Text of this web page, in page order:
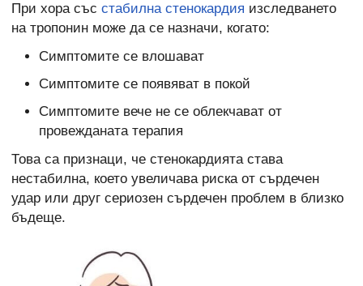
При хора със стабилна стенокардия изследването
на тропонин може да се назначи, когато:
Симптомите се влошават
Симптомите се появяват в покой
Симптомите вече не се облекчават от
провежданата терапия
Това са признаци, че стенокардията става
нестабилна, което увеличава риска от сърдечен
удар или друг сериозен сърдечен проблем в близко
бъдеще.